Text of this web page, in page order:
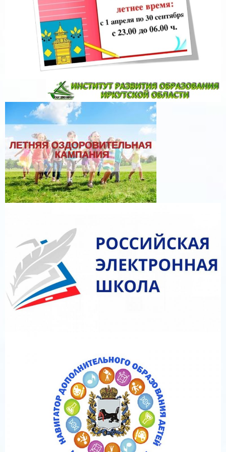
Методические рекомендации по организации и
проведению государственного выпускного экзамена по
образовательным программам среднего общего
образования в 2026 году
Методические рекомендации по подготовке и
проведению единого государственного экзамена в
пунктах проведения экзаменов в 2026 году
Методические рекомендации по подготовке и
проведению единого государственного экзамена по
учебному предмету «Информатика» в компьютерной
форме в 2026 году
Приказ Управления образования администрации
Киренского муниципального округа от 26.11.2026 №